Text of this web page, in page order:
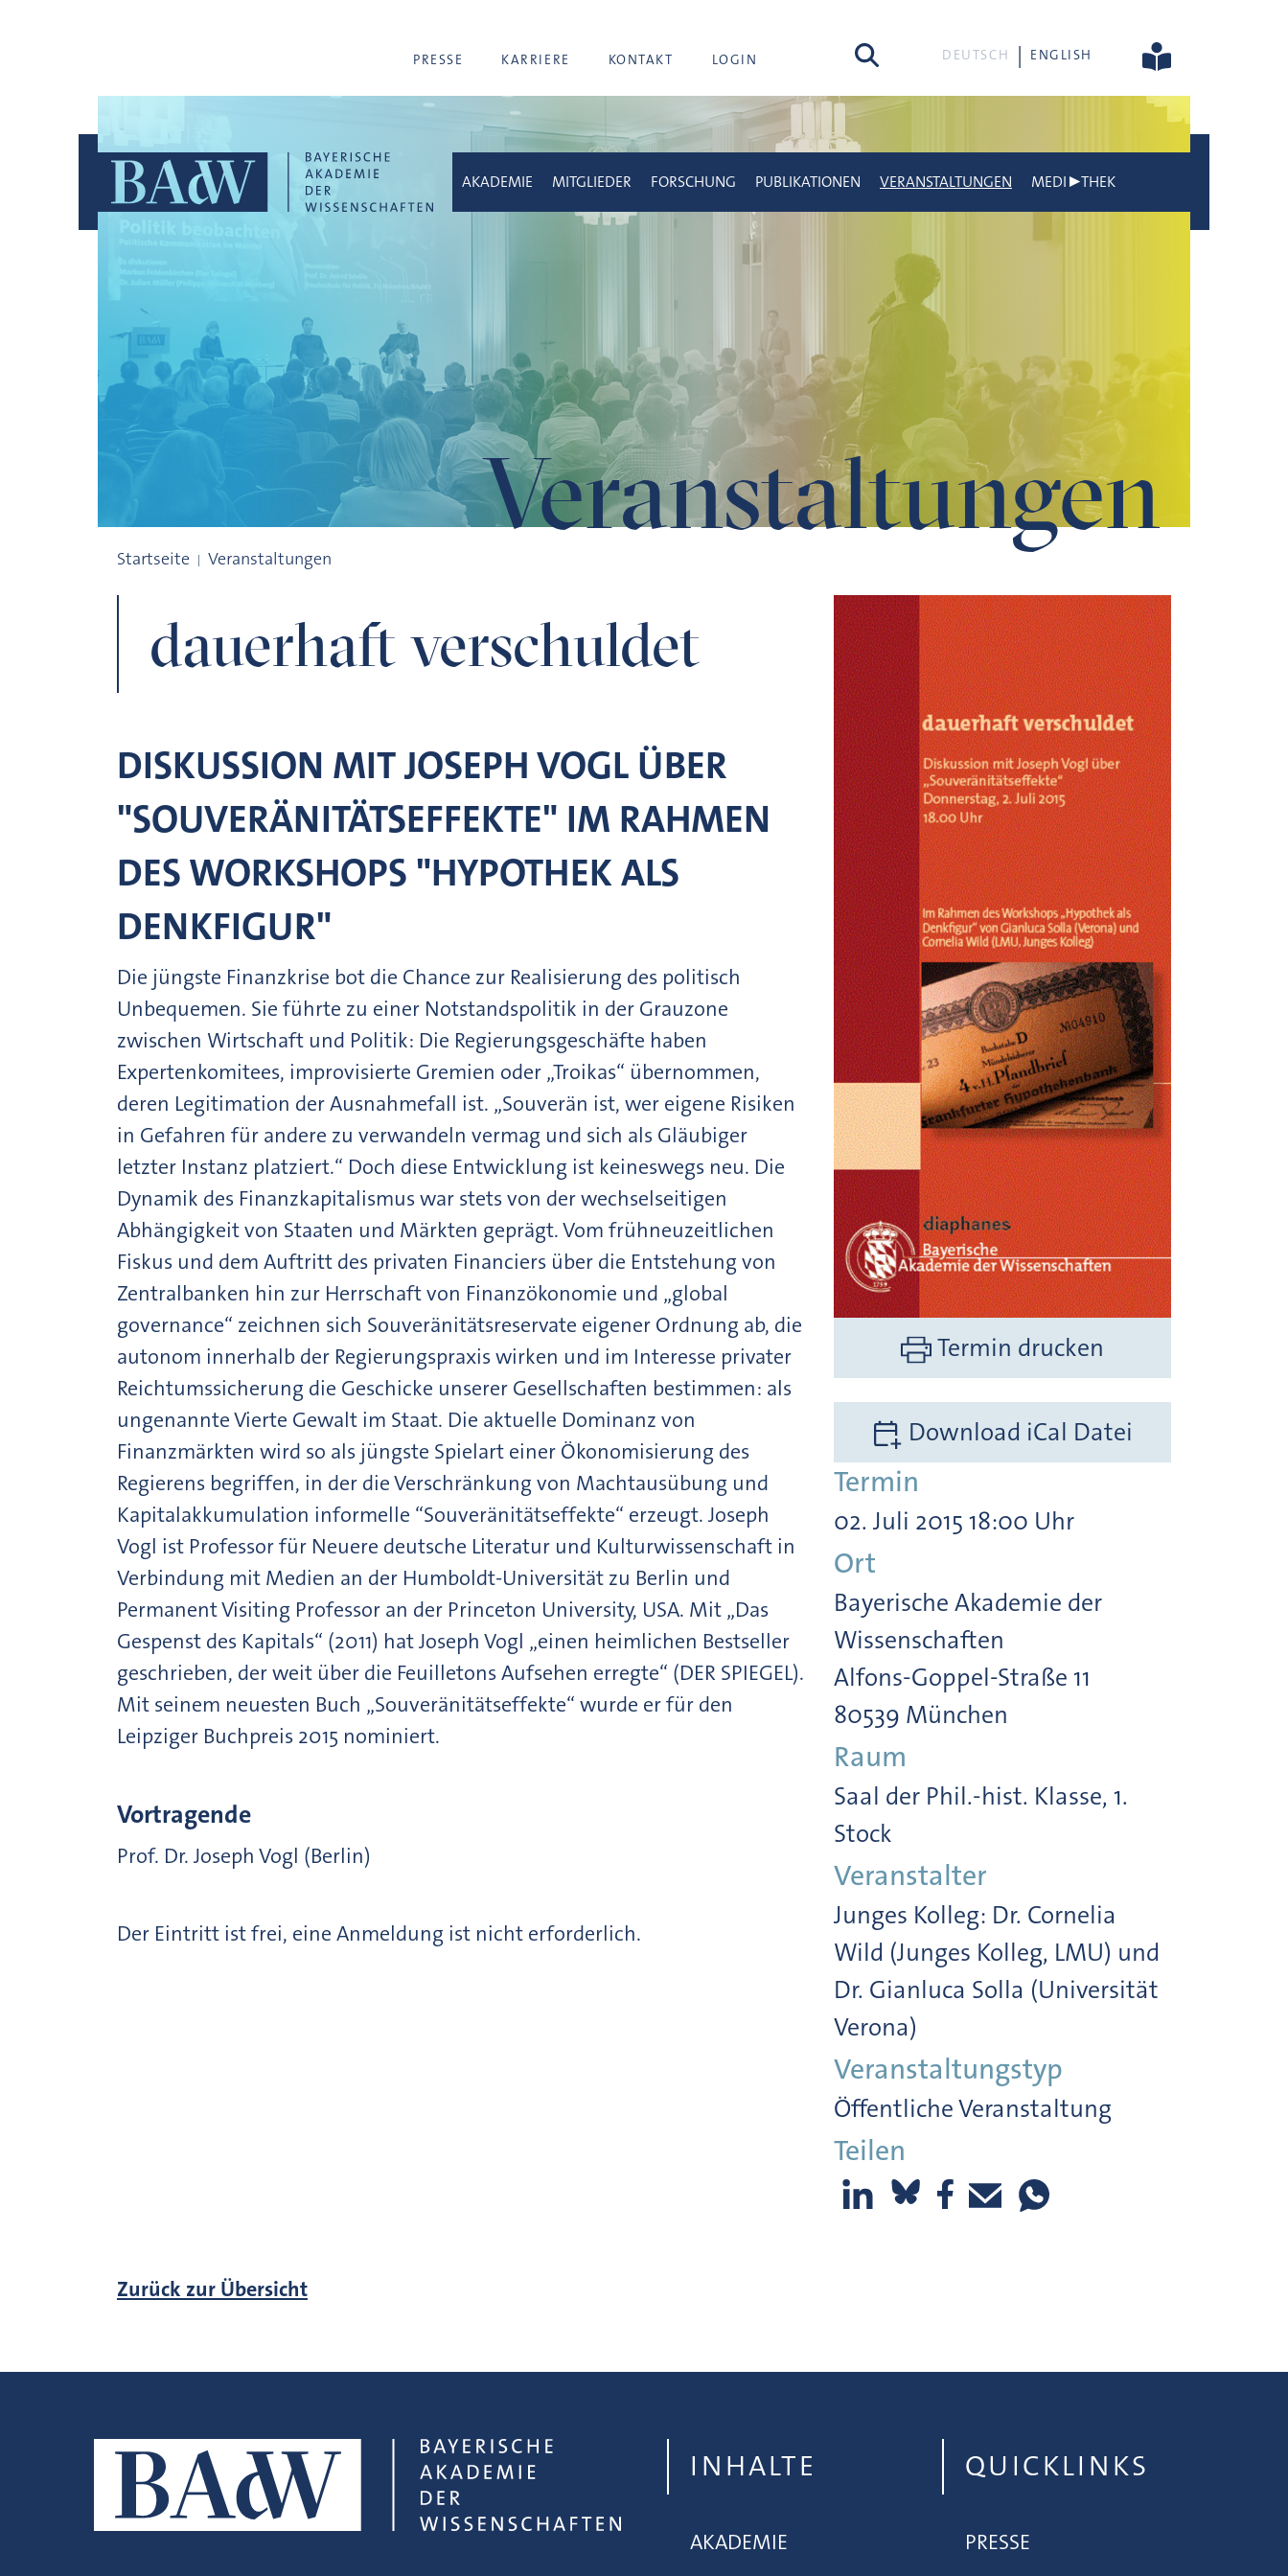
PRESSE KARRIERE KONTAKT LOGIN Suche DEUTSCH ENGLISH
Veranstaltungen
AKADEMIE MITGLIEDER FORSCHUNG PUBLIKATIONEN VERANSTALTUNGEN MEDI▶THEK
Startseite Veranstaltungen
dauerhaft verschuldet
DISKUSSION MIT JOSEPH VOGL ÜBER
"SOUVERÄNITÄTSEFFEKTE" IM RAHMEN
DES WORKSHOPS "HYPOTHEK ALS
DENKFIGUR"
Die jüngste Finanzkrise bot die Chance zur Realisierung des politisch
Unbequemen. Sie führte zu einer Notstandspolitik in der Grauzone
zwischen Wirtschaft und Politik: Die Regierungsgeschäfte haben
Expertenkomitees, improvisierte Gremien oder „Troikas“ übernommen,
deren Legitimation der Ausnahmefall ist. „Souverän ist, wer eigene Risiken
in Gefahren für andere zu verwandeln vermag und sich als Gläubiger
letzter Instanz platziert.“ Doch diese Entwicklung ist keineswegs neu. Die
Dynamik des Finanzkapitalismus war stets von der wechselseitigen
Abhängigkeit von Staaten und Märkten geprägt. Vom frühneuzeitlichen
Fiskus und dem Auftritt des privaten Financiers über die Entstehung von
Zentralbanken hin zur Herrschaft von Finanzökonomie und „global
governance“ zeichnen sich Souveränitätsreservate eigener Ordnung ab, die
autonom innerhalb der Regierungspraxis wirken und im Interesse privater
Reichtumssicherung die Geschicke unserer Gesellschaften bestimmen: als
ungenannte Vierte Gewalt im Staat. Die aktuelle Dominanz von
Finanzmärkten wird so als jüngste Spielart einer Ökonomisierung des
Regierens begriffen, in der die Verschränkung von Machtausübung und
Kapitalakkumulation informelle “Souveränitätseffekte“ erzeugt. Joseph
Vogl ist Professor für Neuere deutsche Literatur und Kulturwissenschaft in
Verbindung mit Medien an der Humboldt-Universität zu Berlin und
Permanent Visiting Professor an der Princeton University, USA. Mit „Das
Gespenst des Kapitals“ (2011) hat Joseph Vogl „einen heimlichen Bestseller
geschrieben, der weit über die Feuilletons Aufsehen erregte“ (DER SPIEGEL).
Mit seinem neuesten Buch „Souveränitätseffekte“ wurde er für den
Leipziger Buchpreis 2015 nominiert.
Vortragende
Prof. Dr. Joseph Vogl (Berlin)
Der Eintritt ist frei, eine Anmeldung ist nicht erforderlich.
Termin drucken
Download iCal Datei
Termin
02. Juli 2015 18:00 Uhr
Ort
Bayerische Akademie der
Wissenschaften
Alfons-Goppel-Straße 11
80539 München
Raum
Saal der Phil.-hist. Klasse, 1.
Stock
Veranstalter
Junges Kolleg: Dr. Cornelia
Wild (Junges Kolleg, LMU) und
Dr. Gianluca Solla (Universität
Verona)
Veranstaltungstyp
Öffentliche Veranstaltung
Teilen
Zurück zur Übersicht
INHALTE
AKADEMIE
QUICKLINKS
PRESSE